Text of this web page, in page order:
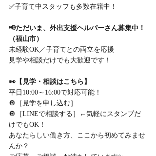
✅子育て中スタッフも多数在籍中！
📢ただいま、外出支援ヘルパーさん募集中！
（福山市）
未経験OK／子育てとの両立を応援
見学や相談だけでも大歓迎です！
👀【見学・相談はこちら】
平日10:00～16:00で対応可能！
🔘［見学を申し込む］
🔘［LINEで相談する］←気軽にスタンプだ
けでもOK！
あなたらしい働き方、ここから初めてみませ
んか？